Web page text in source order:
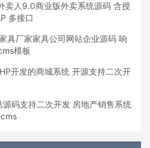
卖人9.0商业版外卖系统源码 含授
多接口
具厂家家具公司网站企业源码 响
模板
开发的商城系统 开源支持二次开
码支持二次开发 房地产销售系统